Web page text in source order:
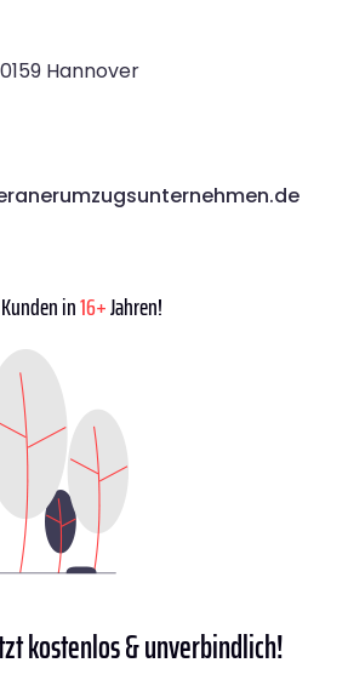
Hannover
in16+Jahren!
kostenlos & unverbindlich!